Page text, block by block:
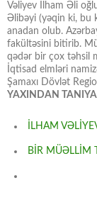
Vəliyev İlham Əli
Əlibəyi (yəqin ki, bu
anadan olub.
fakültəsini bitirib.
qədər bir çox təhsil
İqtisad elmləri
Şamaxı Dövlət
YAXINDAN
İLHAM
BİR MÜƏLLİM